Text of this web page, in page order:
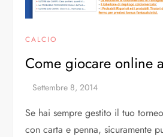
CALCIO
Come giocare online
Se hai sempre gestito il tuo
con carta e penna, sicuramente